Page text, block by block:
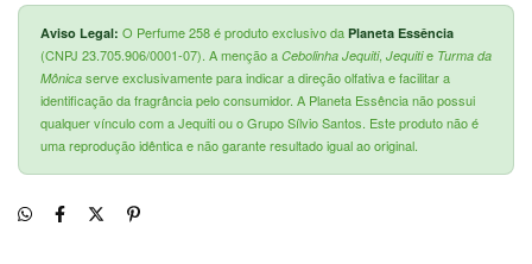
Aviso Legal: O Perfume 258 é produto exclusivo da Planeta Essência
(CNPJ 23.705.906/0001-07). A menção a Cebolinha Jequiti, Jequitie Turma da
Mônicaserve exclusivamente para indicar a direção olfativa e facilitar a
identificação da fragrância pelo consumidor. A Planeta Essência não possui
qualquer vínculo com a Jequiti ou o Grupo Sílvio Santos. Este produto não é
uma reprodução idêntica e não garante resultado igual ao original.